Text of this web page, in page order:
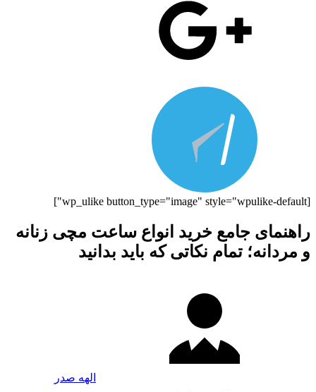
[wp_ulike button_type="image" style="wpulike-default"]
راهنمای جامع خرید انواع ساعت مچی زنانه
و مردانه؛ تمام نکاتی که باید بدانید
الهه صدر